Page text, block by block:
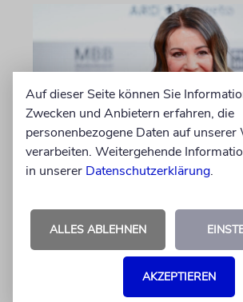
BERLIN
Iris Berben erhält
Kulturpolitikpreis
Die Schauspielerin steht nicht nur
Kamera, sondern engagiert sich
Auf dieser Seite können Sie
Zwecken und Anbietern erfahren, die
personenbezogene Daten auf unserer
verarbeiten. Weitergehende
in unserer Datenschutzerklärung.
ALLES ABLEHNEN
AKZEPTIEREN